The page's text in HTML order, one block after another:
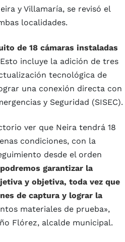
y Villamaría, se revisó el
localidades.
de 18 cámaras instaladas
Esto incluye la adición de tres
tecnológica de
una conexión directa con
y Seguridad (SISEC).
ver que Neira tendrá 18
condiciones, con la
desde el orden
podremos garantizar la
y objetiva, toda vez que
de captura y lograr la
materiales de prueba»,
Flórez, alcalde municipal.